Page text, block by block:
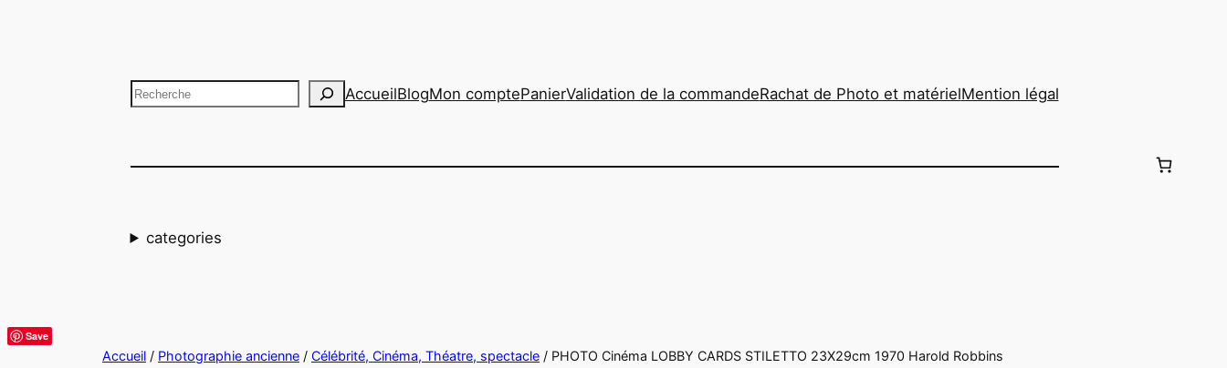
Recherche
AccueilBlogMon comptePanierValidation de la commandeRachat de Photo et matérielMention légal
categories
Save
Accueil / Photographie ancienne / Célébrité, Cinéma, Théatre, spectacle / PHOTO Cinéma LOBBY CARDS STILETTO 23X29cm 1970 Harold Robbins